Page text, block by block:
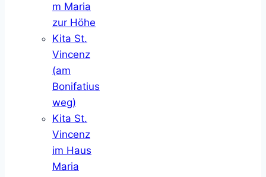
m Maria
zur Höhe
Kita St.
Vincenz
(am
Bonifatius
weg)
Kita St.
Vincenz
im Haus
Maria